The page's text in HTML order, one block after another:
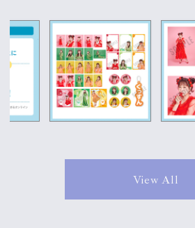
View All